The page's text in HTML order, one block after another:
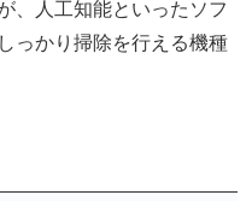
、人工知能といったソフ
っかり掃除を行える機種